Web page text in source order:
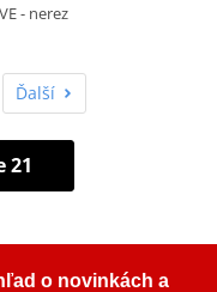
- nerez
Ďalší
21
o novinkách a